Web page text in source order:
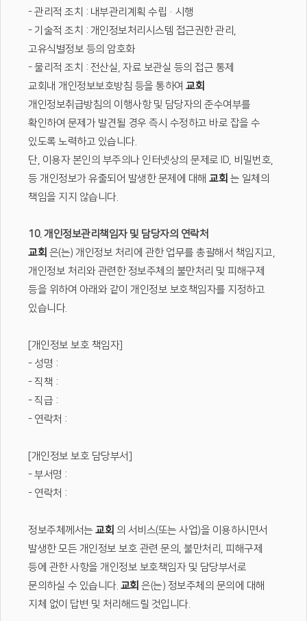
- 관리적 조치 : 내부관리계획 수립·시행
- 기술적 조치 : 개인정보처리시스템 접근권한 관리,
고유식별정보 등의 암호화
- 물리적 조치 : 전산실, 자료 보관실 등의 접근 통제
교회내 개인정보보호방침 등을 통하여 교회
개인정보취급방침의 이행사항 및 담당자의 준수여부를
확인하여 문제가 발견될 경우 즉시 수정하고 바로 잡을 수
있도록 노력하고 있습니다.
단, 이용자 본인의 부주의나 인터넷상의 문제로 ID, 비밀번호,
등 개인정보가 유출되어 발생한 문제에 대해 교회 는 일체의
책임을 지지 않습니다.
10. 개인정보관리책임자 및 담당자의 연락처
교회 은(는) 개인정보 처리에 관한 업무를 총괄해서 책임지고,
개인정보 처리와 관련한 정보주체의 불만처리 및 피해구제
등을 위하여 아래와 같이 개인정보 보호책임자를 지정하고
있습니다.
[개인정보 보호 책임자]
- 성명 :
- 직책 :
- 직급 :
- 연락처 :
[개인정보 보호 담당부서]
- 부서명 :
- 연락처 :
정보주체께서는 교회 의 서비스(또는 사업)을 이용하시면서
발생한 모든 개인정보 보호 관련 문의, 불만처리, 피해구제
등에 관한 사항을 개인정보 보호책임자 및 담당부서로
문의하실 수 있습니다. 교회 은(는) 정보주체의 문의에 대해
지체 없이 답변 및 처리해드릴 것입니다.